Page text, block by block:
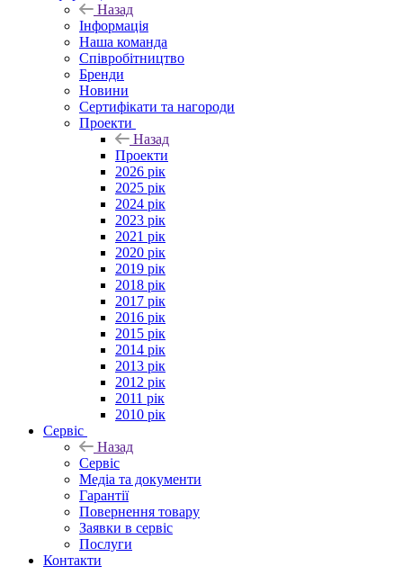
Назад
Інформація
Наша команда
Співробітництво
Бренди
Новини
Сертифікати та нагороди
Проекти
Назад
Проекти
2026 рік
2025 рік
2024 рік
2023 рік
2021 рік
2020 рік
2019 рік
2018 рік
2017 рік
2016 рік
2015 рік
2014 рік
2013 рік
2012 рік
2011 рік
2010 рік
Сервіс
Назад
Сервіс
Медіа та документи
Гарантії
Повернення товару
Заявки в сервіс
Послуги
Контакти